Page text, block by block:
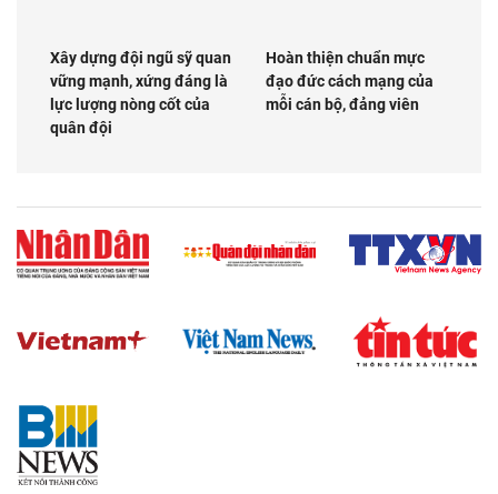
Xây dựng đội ngũ sỹ quan
vững mạnh, xứng đáng là
lực lượng nòng cốt của
quân đội
Hoàn thiện chuẩn mực
đạo đức cách mạng của
mỗi cán bộ, đảng viên